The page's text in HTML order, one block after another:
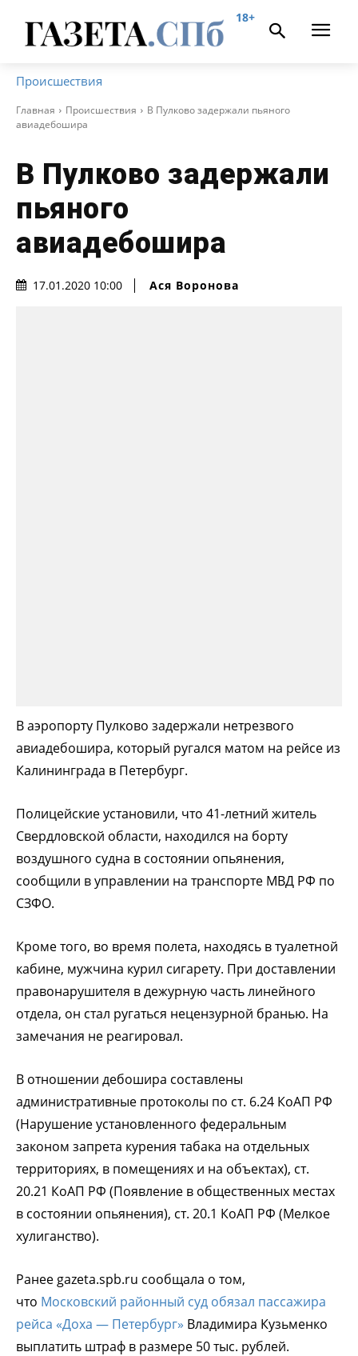
18+
Происшествия
Главная Происшествия
В Пулково задержали пьяного
авиадебошира
В Пулково задержали
пьяного
авиадебошира
17.01.2020 10:00 Ася Воронова
В аэропорту Пулково задержали нетрезвого
авиадебошира, который ругался матом на рейсе из
Калининграда в Петербург.
Полицейские установили, что 41-летний житель
Свердловской области, находился на борту
воздушного судна в состоянии опьянения,
сообщили в управлении на транспорте МВД РФ по
СЗФО.
Кроме того, во время полета, находясь в туалетной
кабине, мужчина курил сигарету. При доставлении
правонарушителя в дежурную часть линейного
отдела, он стал ругаться нецензурной бранью. На
замечания не реагировал.
В отношении дебошира составлены
административные протоколы по ст. 6.24 КоАП РФ
(Нарушение установленного федеральным
законом запрета курения табака на отдельных
территориях, в помещениях и на объектах), ст.
20.21 КоАП РФ (Появление в общественных местах
в состоянии опьянения), ст. 20.1 КоАП РФ (Мелкое
хулиганство).
Ранее gazeta.spb.ru сообщала о том,
что Московский районный суд обязал пассажира
рейса «Доха — Петербург» Владимира Кузьменко
выплатить штраф в размере 50 тыс. рублей.